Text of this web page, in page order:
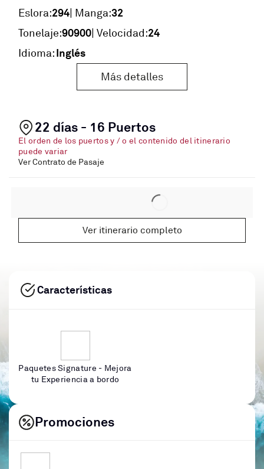
Eslora:294| Manga:32
Tonelaje:90900| Velocidad:24
Idioma:Inglés
Más detalles
22 días - 16 Puertos
El orden de los puertos y / o el contenido del itinerario
puede variar
Ver Contrato de Pasaje
Ver itinerario completo
Características
Paquetes Signature - Mejora
tu Experiencia a bordo
Promociones